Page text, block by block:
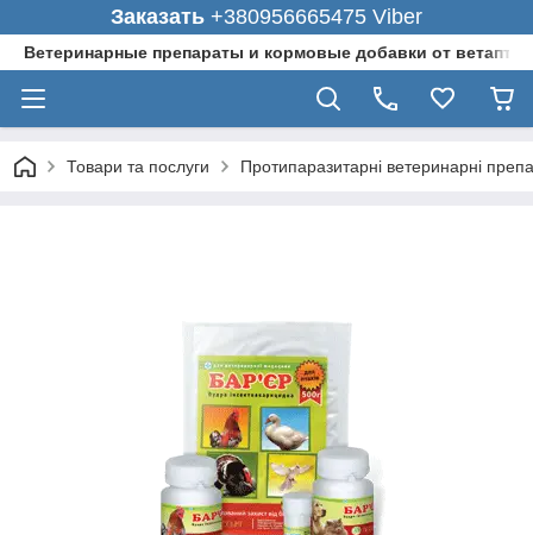
Заказать +380956665475 Viber
Ветеринарные препараты и кормовые добавки от
Товари та послуги Протипаразитарні ветеринарні